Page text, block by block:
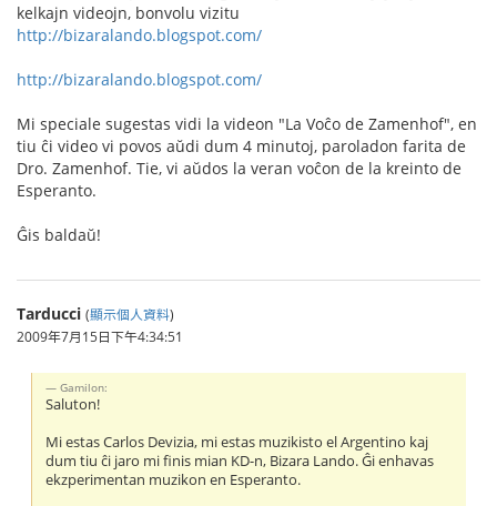
kelkajn videojn, bonvolu vizitu
http://bizaralando.blogspot.com/
http://bizaralando.blogspot.com/
Mi speciale sugestas vidi la videon "La Voĉo de Zamenhof", en
tiu ĉi video vi povos aŭdi dum 4 minutoj, paroladon farita de
Dro. Zamenhof. Tie, vi aŭdos la veran voĉon de la kreinto de
Esperanto.
Ĝis baldaŭ!
Tarducci (顯示個人資料)
2009年7月15日下午4:34:51
Gamilon:
Saluton!
Mi estas Carlos Devizia, mi estas muzikisto el Argentino kaj
dum tiu ĉi jaro mi finis mian KD-n, Bizara Lando. Ĝi enhavas
ekzperimentan muzikon en Esperanto.